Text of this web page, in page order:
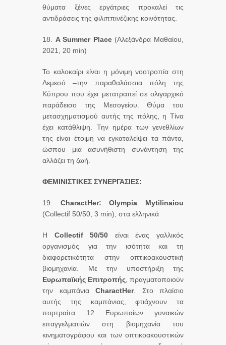
θύματα ξένες εργάτριες προκαλεί τις
αντιδράσεις της φιλιππινέζικης κοινότητας.
18. A Summer Place(Αλεξάνδρα Μαθαίου,
2021, 20 min)
Το καλοκαίρι είναι η μόνιμη νοοτροπία στη
Λεμεσό –την παραθαλάσσια πόλη της
Κύπρου που έχει μετατραπεί σε ολιγαρχικό
παράδεισο της Μεσογείου. Θύμα του
μετασχηματισμού αυτής της πόλης, η Τίνα
έχει κατάθλιψη. Την ημέρα των γενεθλίων
της είναι έτοιμη να εγκαταλείψει τα πάντα,
ώσπου μια ασυνήθιστη συνάντηση της
αλλάζει τη ζωή.
ΦΕΜΙΝΙΣΤΙΚΕΣ ΣΥΝΕΡΓΑΣΙΕΣ:
19. CharactHer:Olympia
Mytilinaiou
(Collectif 50/50, 3 min), στα ελληνικά
Η Collectif 50/50 είναι ένας γαλλικός
οργανισμός για την ισότητα και τη
διαφορετικότητα στην οπτικοακουστική
βιομηχανία. Με την υποστήριξη της
Ευρωπαϊκής Επιτροπής, πραγματοποιούν
την καμπάνια CharactHer. Στο πλαίσιο
αυτής της καμπάνιας, φτιάχνουν τα
πορτραίτα 12 Ευρωπαίων γυναικών
επαγγελματιών στη βιομηχανία του
κινηματογράφου και των οπτικοακουστικών